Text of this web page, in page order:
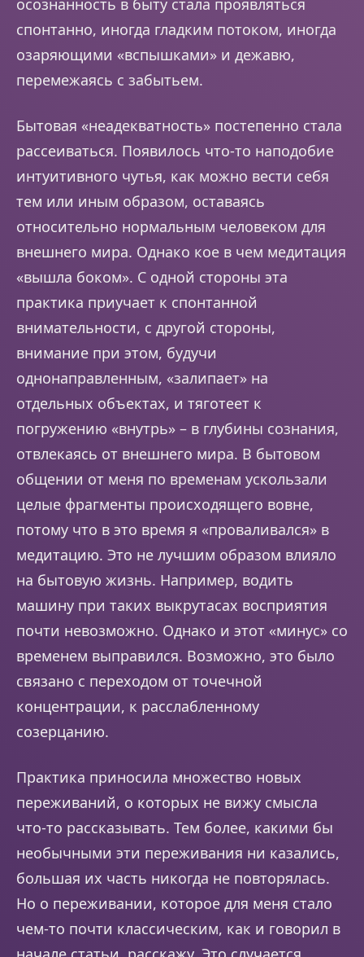
спонтанно, иногда гладким потоком, иногда
озаряющими «вспышками» и дежавю,
перемежаясь с забытьем.
Бытовая «неадекватность» постепенно стала
рассеиваться. Появилось что-то наподобие
интуитивного чутья, как можно вести себя
тем или иным образом, оставаясь
относительно нормальным человеком для
внешнего мира. Однако кое в чем медитация
«вышла боком». С одной стороны эта
практика приучает к спонтанной
внимательности, с другой стороны,
внимание при этом, будучи
однонаправленным, «залипает» на
отдельных объектах, и тяготеет к
погружению «внутрь» – в глубины сознания,
отвлекаясь от внешнего мира. В бытовом
общении от меня по временам ускользали
целые фрагменты происходящего вовне,
потому что в это время я «проваливался» в
медитацию. Это не лучшим образом влияло
на бытовую жизнь. Например, водить
машину при таких выкрутасах восприятия
почти невозможно. Однако и этот «минус» со
временем выправился. Возможно, это было
связано с переходом от точечной
концентрации, к расслабленному
созерцанию.
Практика приносила множество новых
переживаний, о которых не вижу смысла
что-то рассказывать. Тем более, какими бы
необычными эти переживания ни казались,
большая их часть никогда не повторялась.
Но о переживании, которое для меня стало
чем-то почти классическим, как и говорил в